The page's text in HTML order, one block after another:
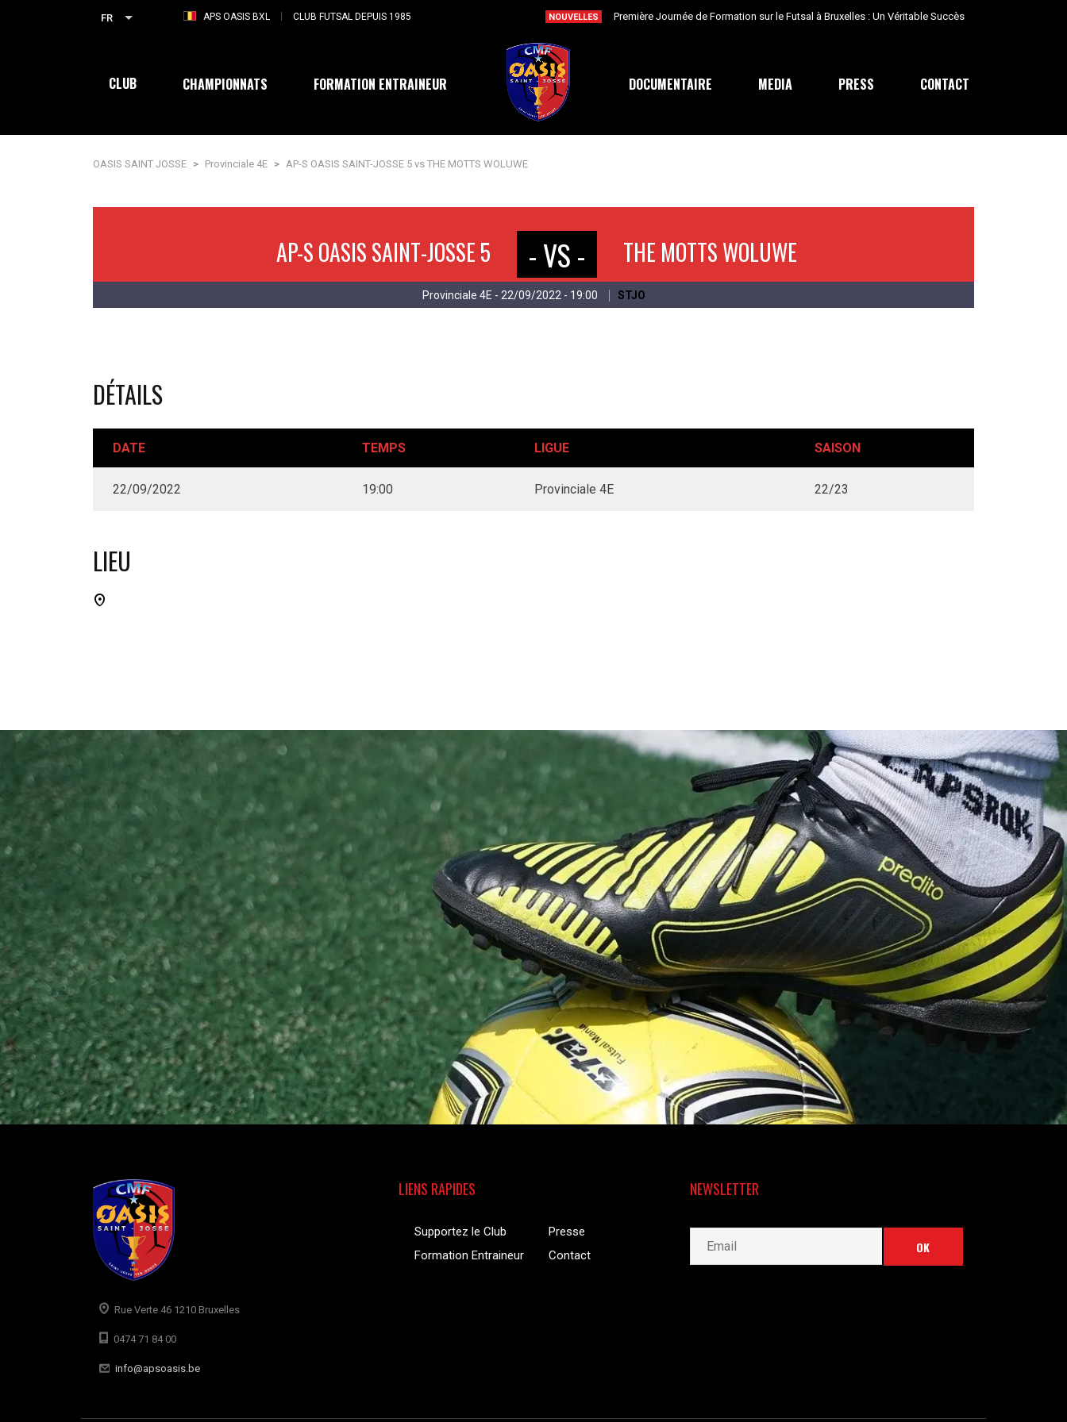
FR APS OASIS BXL CLUB FUTSAL DEPUIS 1985 NOUVELLES Première Journée de Formation sur le Futsal à Bruxelles : Un Véritable Succès
CLUB CHAMPIONNATS FORMATION ENTRAINEUR DOCUMENTAIRE MEDIA PRESS CONTACT
OASIS SAINT JOSSE > Provinciale 4E > AP-S OASIS SAINT-JOSSE 5 vs THE MOTTS WOLUWE
AP-S OASIS SAINT-JOSSE 5 - VS - THE MOTTS WOLUWE
Provinciale 4E - 22/09/2022 - 19:00 STJO
DÉTAILS
DATE TEMPS LIGUE SAISON
22/09/2022 19:00 Provinciale 4E 22/23
LIEU
Rue Verte 46 1210 Bruxelles
0474 71 84 00
info@apsoasis.be
LIENS RAPIDES
Supportez le Club
Presse
Formation Entraineur
Contact
NEWSLETTER